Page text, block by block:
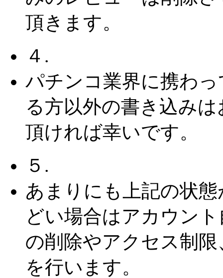
頂きます。
４.
パチンコ業界に携わっ
る方以外の書き込みは
頂ければ幸いです。
５.
あまりにも上記の状態
どい場合はアカウント
の削除やアクセス制限
を行います。